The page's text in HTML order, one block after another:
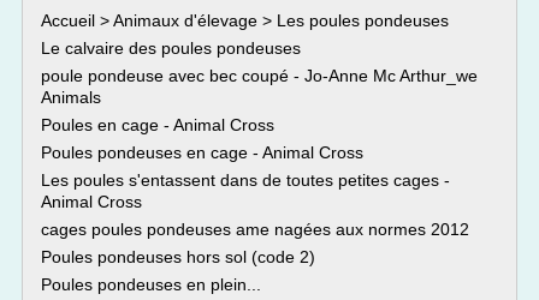
Accueil > Animaux d'élevage > Les poules pondeuses
Le calvaire des poules pondeuses
poule pondeuse avec bec coupé - Jo-Anne Mc Arthur_we
Animals
Poules en cage - Animal Cross
Poules pondeuses en cage - Animal Cross
Les poules s'entassent dans de toutes petites cages -
Animal Cross
cages poules pondeuses ame nagées aux normes 2012
Poules pondeuses hors sol (code 2)
Poules pondeuses en plein...